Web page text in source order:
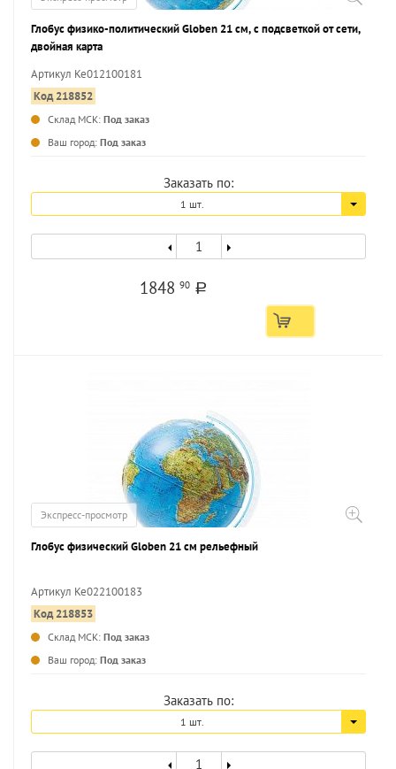
Глобус физико-политический Globen 21 см, с подсветкой от сети,
двойная карта
Артикул Ке012100181
Код 218852
Склад МСК: Под заказ
Ваш город: Под заказ
Заказать по:
1 шт.
184890 a
Экспресс-просмотр
Глобус физический Globen 21 см рельефный
Артикул Ке022100183
Код 218853
Склад МСК: Под заказ
Ваш город: Под заказ
Заказать по:
1 шт.